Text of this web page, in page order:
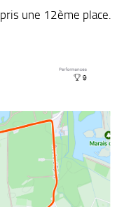
une 12ème place.